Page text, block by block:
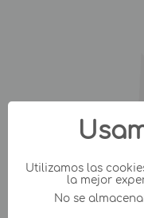
Utilizamos las
la mejor
No se